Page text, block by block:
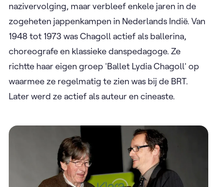
nazivervolging, maar verbleef enkele jaren in de
zogeheten jappenkampen in Nederlands Indië. Van
1948 tot 1973 was Chagoll actief als ballerina,
choreografe en klassieke danspedagoge. Ze
richtte haar eigen groep 'Ballet Lydia Chagoll' op
waarmee ze regelmatig te zien was bij de BRT.
Later werd ze actief als auteur en cineaste.